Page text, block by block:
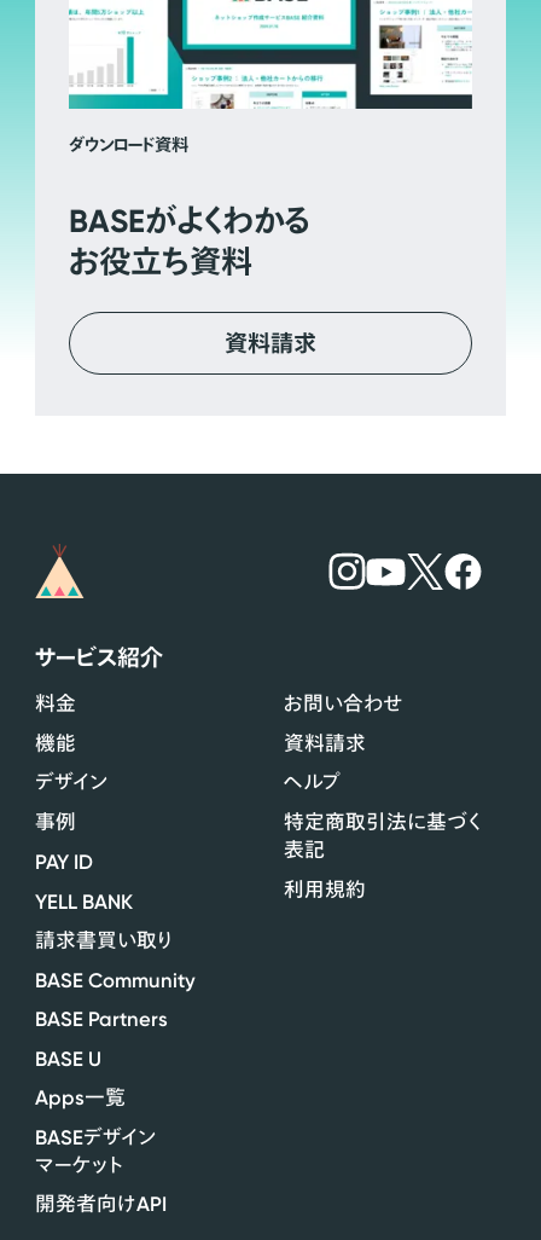
ダウンロード資料
BASEがよくわかる
お役立ち資料
資料請求
サービス紹介
料金
機能
デザイン
事例
PAY ID
YELL BANK
請求書買い取り
BASE Community
BASE Partners
BASE U
Apps一覧
BASEデザイン
マーケット
開発者向けAPI
お問い合わせ
資料請求
ヘルプ
特定商取引法に基づく
表記
利用規約